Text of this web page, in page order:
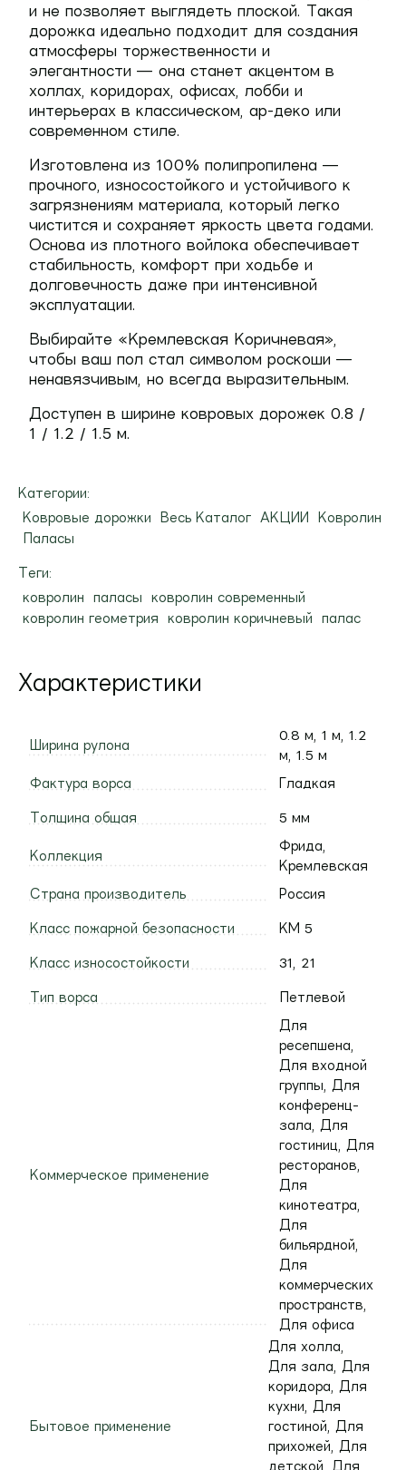
и не позволяет выглядеть плоской. Такая
дорожка идеально подходит для создания
атмосферы торжественности и
элегантности — она станет акцентом в
холлах, коридорах, офисах, лобби и
интерьерах в классическом, ар-деко или
современном стиле.
Изготовлена из 100% полипропилена —
прочного, износостойкого и устойчивого к
загрязнениям материала, который легко
чистится и сохраняет яркость цвета годами.
Основа из плотного войлока обеспечивает
стабильность, комфорт при ходьбе и
долговечность даже при интенсивной
эксплуатации.
Выбирайте «Кремлевская Коричневая»,
чтобы ваш пол стал символом роскоши —
ненавязчивым, но всегда выразительным.
Доступен в ширине ковровых дорожек 0.8 /
1 / 1.2 / 1.5 м.
Категории:
Ковровые дорожки
Весь Каталог АКЦИИ
Ковролин
Паласы
Теги:
ковролин
паласы
ковролин современный
ковролин геометрия
ковролин коричневый палас
Характеристики
Ширина рулона
0.8 м, 1 м, 1.2
м, 1.5 м
Фактура ворса Гладкая
Толщина общая 5 мм
Коллекция
Фрида,
Кремлевская
Страна производитель Россия
Класс пожарной безопасности КМ 5
Класс износостойкости 31, 21
Тип ворса Петлевой
Коммерческое применение
Для
ресепшена,
Для входной
группы, Для
конференц-
зала, Для
гостиниц, Для
ресторанов,
Для
кинотеатра,
Для
бильярдной,
Для
коммерческих
пространств,
Для офиса
Бытовое применение
Для холла,
Для зала, Для
коридора, Для
кухни, Для
гостиной, Для
прихожей, Для
детской, Для